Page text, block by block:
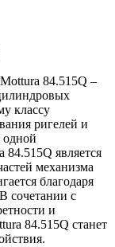
84.515Q –
классу
ригелей и
84.515Q является
механизма
благодаря
сочетании с
и
84.515Q станет